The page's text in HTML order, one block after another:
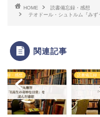
HOME
読書備忘録・感想
テオドール・シュトルム『み
関連記事
忘録・感想 読書備忘録